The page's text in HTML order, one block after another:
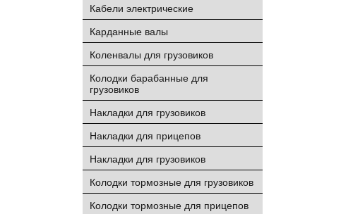
Кабели электрические
Карданные валы
Коленвалы для грузовиков
Колодки барабанные для
грузовиков
Накладки для грузовиков
Накладки для прицепов
Накладки для грузовиков
Колодки тормозные для грузовиков
Колодки тормозные для прицепов